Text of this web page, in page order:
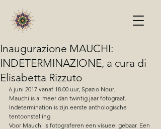
Inaugurazione MAUCHI:
INDETERMINAZIONE, a cura di
Elisabetta Rizzuto
6 juni 2017 vanaf 18.00 uur, Spazio Nour.
Mauchi is al meer dan twintig jaar fotograaf.
Indetermination is zijn eerste anthologische
tentoonstelling.
Voor Mauchi is fotograferen een visueel gebaar. Een